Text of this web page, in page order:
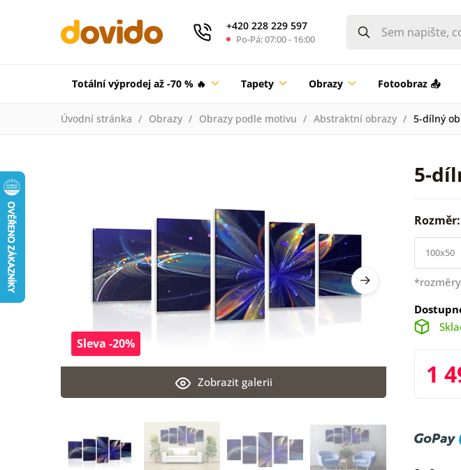
+420 228 229 597
Po-Pá: 07:00 - 16:00
Totální výprodej až -70 % 🔥 Tapety Obrazy Fotoobraz 📤
Úvodní stránka Obrazy Obrazy podle motivu Abstraktní obrazy 5-dílný
5-
Zobrazit galerii
Sleva -20%
Rozměr:
100x50
1